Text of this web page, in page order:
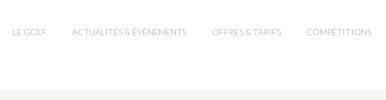
LE GOLF ACTUALITÉS & ÉVÈNEMENTS OFFRES & TARIFS COMPÉTITIONS